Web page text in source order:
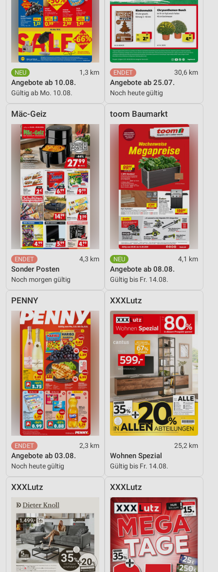
1,3 km
Angebote ab 10.08.
Gültig ab Mo. 10.08.
30,6 km
Angebote ab 25.07.
Noch heute gültig
Mäc-Geiz
4,3 km
Sonder Posten
Noch morgen gültig
toom Baumarkt
4,1 km
Angebote ab 08.08.
Gültig bis Fr. 14.08.
PENNY
2,3 km
Angebote ab 03.08.
Noch heute gültig
XXXLutz
25,2 km
Wohnen Spezial
Gültig bis Fr. 14.08.
XXXLutz XXXLutz